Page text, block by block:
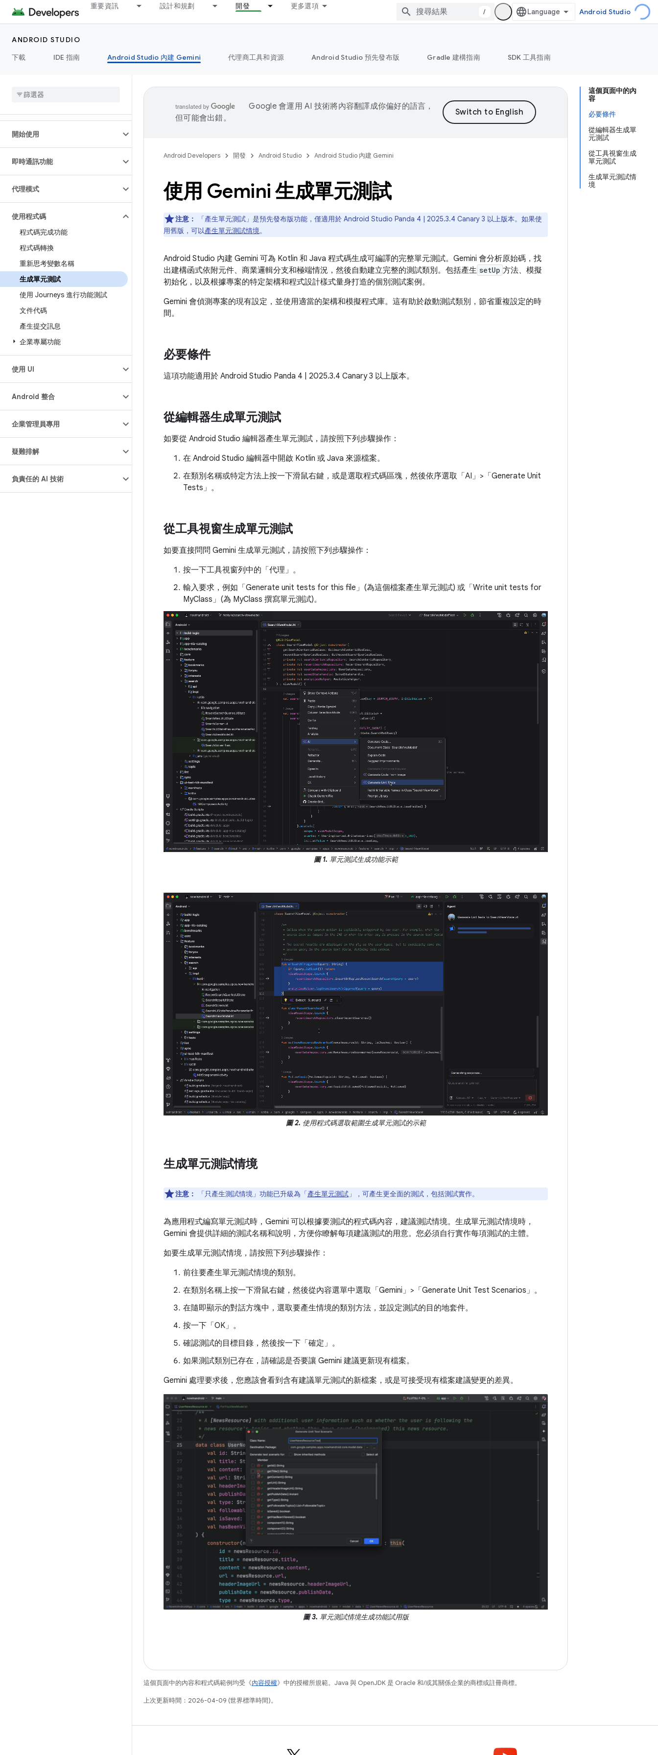
重要資訊 設計和規劃 開發 更多選項
/ Android Studio
ANDROID STUDIO
下載
IDE 指南 Android Studio 內建 Gemini 代理商工具和資源 Android Studio 預先發布版 Gradle 建構指南 SDK 工具指南
開始使用
即時通訊功能
代理模式
使用程式碼
程式碼完成功能
程式碼轉換
重新思考變數名稱
生成單元測試
使用 Journeys 進行功能測試
文件代碼
產生提交訊息
企業專屬功能
使用 UI
Android 整合
企業管理員專用
疑難排解
負責任的 AI 技術
這個頁面中的內
容
必要條件
從編輯器生成單
元測試
從工具視窗生成
單元測試
生成單元測試情
境
Google 會運用 AI 技術將內容翻譯成你偏好的語言，
但可能會出錯。
Android Developers 開發 Android Studio Android Studio 內建 Gemini
使用 Gemini 生成單元測試
注意： 「產生單元測試」 是預先發布版功能，僅適用於 Android Studio Panda 4 | 2025.3.4 Canary 3 以上版本。如果使
用舊版，可以產生單元測試情境。
Android Studio 內建 Gemini 可為 Kotlin 和 Java 程式碼生成可編譯的完整單元測試。Gemini 會分析原始碼，找
出建構函式依附元件、商業邏輯分支和極端情況，然後自動建立完整的測試類別。包括產生 setUp 方法、模擬
初始化，以及根據專案的特定架構和程式設計樣式量身打造的個別測試案例。
Gemini 會偵測專案的現有設定，並使用適當的架構和模擬程式庫。這有助於啟動測試類別，節省重複設定的時
間。
必要條件
這項功能適用於 Android Studio Panda 4 | 2025.3.4 Canary 3 以上版本。
從編輯器生成單元測試
如要從 Android Studio 編輯器產生單元測試，請按照下列步驟操作：
在 Android Studio 編輯器中開啟 Kotlin 或 Java 來源檔案。
在類別名稱或特定方法上按一下滑鼠右鍵，或是選取程式碼區塊，然後依序選取「AI」>「Generate Unit
Tests」 。
從工具視窗生成單元測試
如要直接問問 Gemini 生成單元測試，請按照下列步驟操作：
按一下工具視窗列中的「代理」 。
輸入要求，例如「Generate unit tests for this file」(為這個檔案產生單元測試) 或「Write unit tests for
MyClass」(為 MyClass 撰寫單元測試)。
圖 1. 單元測試生成功能示範
圖 2. 使用程式碼選取範圍生成單元測試的示範
生成單元測試情境
注意： 「只產生測試情境」功能已升級為「產生單元測試 」，可產生更全面的測試，包括測試實作。
為應用程式編寫單元測試時，Gemini 可以根據要測試的程式碼內容，建議測試情境。生成單元測試情境時，
Gemini 會提供詳細的測試名稱和說明，方便你瞭解每項建議測試的用意。您必須自行實作每項測試的主體。
如要生成單元測試情境，請按照下列步驟操作：
前往要產生單元測試情境的類別。
在類別名稱上按一下滑鼠右鍵，然後從內容選單中選取「Gemini」>「Generate Unit Test Scenarios」 。
在隨即顯示的對話方塊中，選取要產生情境的類別方法，並設定測試的目的地套件。
按一下「OK」 。
確認測試的目標目錄，然後按一下「確定」 。
如果測試類別已存在，請確認是否要讓 Gemini 建議更新現有檔案。
Gemini 處理要求後，您應該會看到含有建議單元測試的新檔案，或是可接受現有檔案建議變更的差異。
圖 3. 單元測試情境生成功能試用版
這個頁面中的內容和程式碼範例均受《內容授權》中的授權所規範。Java 與 OpenJDK 是 Oracle 和/或其關係企業的商標或註冊商標。
上次更新時間：2026-04-09 (世界標準時間)。